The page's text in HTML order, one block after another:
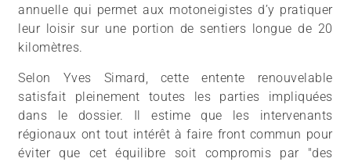
annuelle qui permet aux motoneigistes d’y pratiquer
leur loisir sur une portion de sentiers longue de 20
kilomètres.
Selon Yves Simard, cette entente renouvelable
satisfait pleinement toutes les parties impliquées
dans le dossier. Il estime que les intervenants
régionaux ont tout intérêt à faire front commun pour
éviter que cet équilibre soit compromis par "des